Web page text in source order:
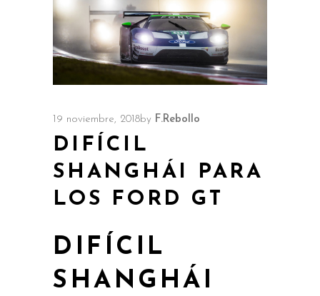
19 noviembre, 2018by F.Rebollo
DIFÍCIL
SHANGHÁI PARA
LOS FORD GT
DIFÍCIL
SHANGHÁI